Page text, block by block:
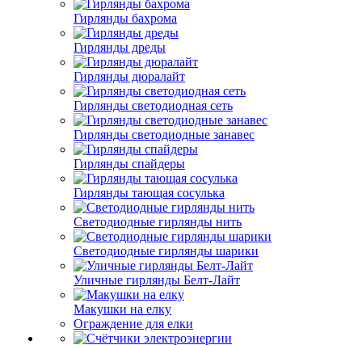
Гирлянды бахрома
Гирлянды дреды
Гирлянды дюралайт
Гирлянды светодиодная сеть
Гирлянды светодиодные занавес
Гирлянды спайдеры
Гирлянды тающая сосулька
Светодиодные гирлянды нить
Светодиодные гирлянды шарики
Уличные гирлянды Белт-Лайт
Макушки на елку
Ограждение для елки